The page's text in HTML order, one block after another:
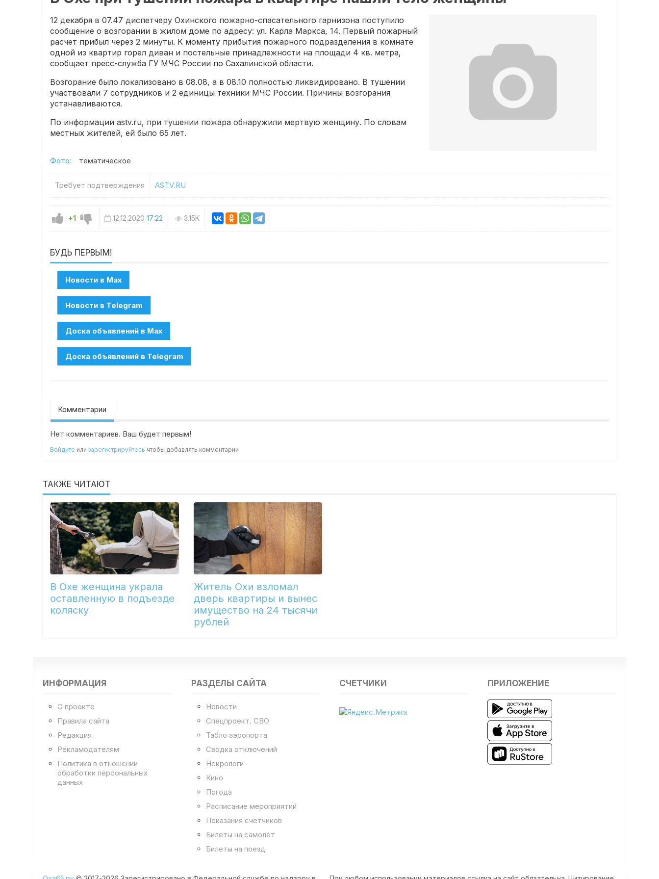
12 декабря в 07.47 диспетчеру Охинского пожарно-спасательного гарнизона поступило
сообщение о возгорании в жилом доме по адресу: ул. Карла Маркса, 14. Первый пожарный
расчет прибыл через 2 минуты. К моменту прибытия пожарного подразделения в комнате
одной из квартир горел диван и постельные принадлежности на площади 4 кв. метра,
сообщает пресс-служба ГУ МЧС России по Сахалинской области.
Возгорание было локализовано в 08.08, а в 08.10 полностью ликвидировано. В тушении
участвовали 7 сотрудников и 2 единицы техники МЧС России. Причины возгорания
устанавливаются.
По информации astv.ru, при тушении пожара обнаружили мертвую женщину. По словам
местных жителей, ей было 65 лет.
Фото: тематическое
Требует подтверждения ASTV.RU
+1 12.12.2020 17:22 3.15K
БУДЬ ПЕРВЫМ!
Комментарии
Нет комментариев. Ваш будет первым!
Войдите илизарегистрируйтесь чтобы добавлять комментарии
ТАКЖЕ ЧИТАЮТ
В Охе женщина украла
оставленную в подъезде
коляску
Житель Охи взломал
дверь квартиры и вынес
имущество на 24 тысячи
рублей
ИНФОРМАЦИЯ
О проекте
Правила сайта
Редакция
Рекламодателям
Политика в отношении
обработки персональных
данных
РАЗДЕЛЫ САЙТА
Новости
Спецпроект. СВО
Табло аэропорта
Сводка отключений
Некрологи
Кино
Погода
Расписание мероприятий
Показания счетчиков
Билеты на самолет
Билеты на поезд
СЧЕТЧИКИ ПРИЛОЖЕНИЕ